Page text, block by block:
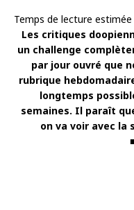
Temps de lecture estimée
Les critiques
un challenge
par jour ouvré que
rubrique
longtemps
semaines. Il paraît
on va voir avec la